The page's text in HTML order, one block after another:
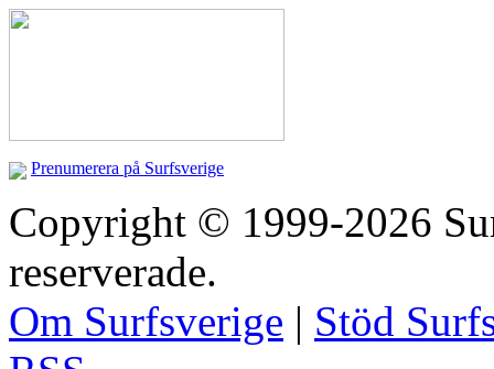
Prenumerera på Surfsverige
Copyright © 1999-2026
reserverade.
Om Surfsverige | Stöd